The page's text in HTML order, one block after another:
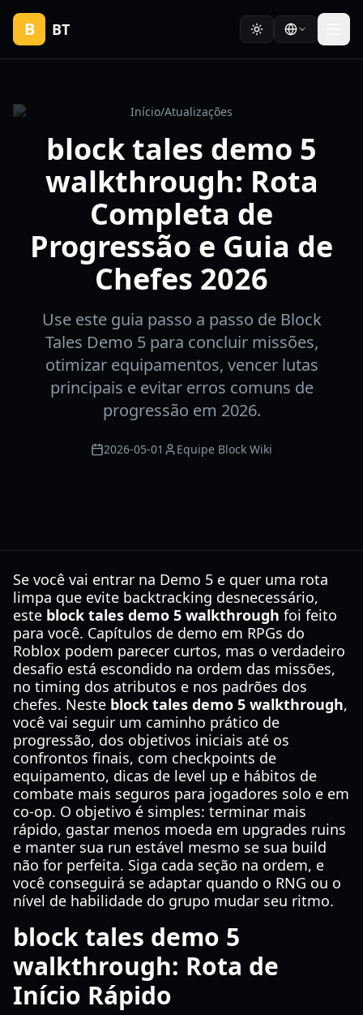
B BT
Início/Atualizações
block tales demo 5
walkthrough: Rota
Completa de
Progressão e Guia de
Chefes 2026
Use este guia passo a passo de Block
Tales Demo 5 para concluir missões,
otimizar equipamentos, vencer lutas
principais e evitar erros comuns de
progressão em 2026.
2026-05-01 Equipe Block Wiki
Se você vai entrar na Demo 5 e quer uma rota
limpa que evite backtracking desnecessário,
este block tales demo 5 walkthrough foi feito
para você. Capítulos de demo em RPGs do
Roblox podem parecer curtos, mas o verdadeiro
desafio está escondido na ordem das missões,
no timing dos atributos e nos padrões dos
chefes. Neste block tales demo 5 walkthrough,
você vai seguir um caminho prático de
progressão, dos objetivos iniciais até os
confrontos finais, com checkpoints de
equipamento, dicas de level up e hábitos de
combate mais seguros para jogadores solo e em
co-op. O objetivo é simples: terminar mais
rápido, gastar menos moeda em upgrades ruins
e manter sua run estável mesmo se sua build
não for perfeita. Siga cada seção na ordem, e
você conseguirá se adaptar quando o RNG ou o
nível de habilidade do grupo mudar seu ritmo.
block tales demo 5
walkthrough: Rota de
Início Rápido